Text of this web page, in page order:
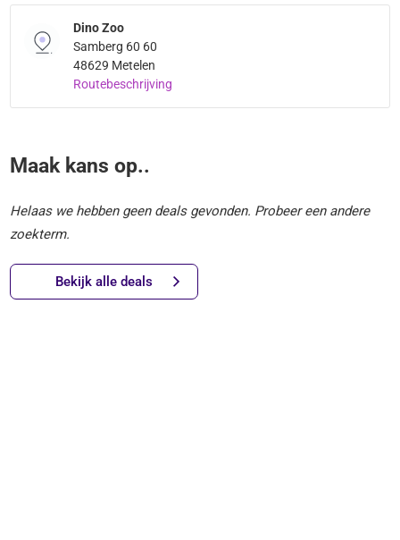
Dino Zoo
Samberg 60 60
48629 Metelen
Routebeschrijving
Maak kans op..
Helaas we hebben geen deals gevonden. Probeer een andere
zoekterm.
Bekijk alle deals